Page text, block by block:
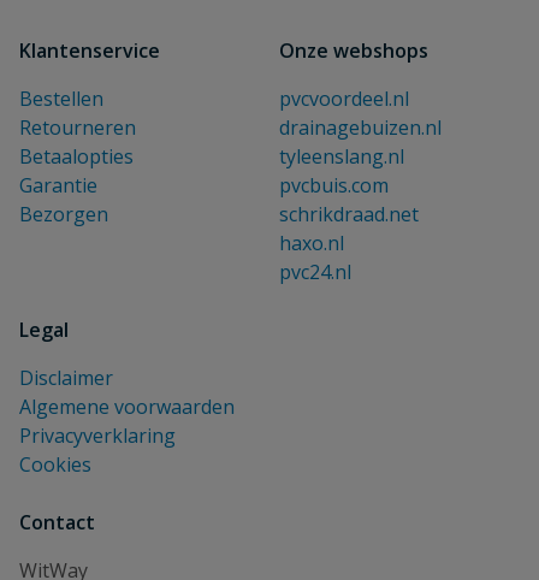
Klantenservice
Bestellen
Retourneren
Betaalopties
Garantie
Bezorgen
Onze webshops
pvcvoordeel.nl
drainagebuizen.nl
tyleenslang.nl
pvcbuis.com
schrikdraad.net
haxo.nl
pvc24.nl
Legal
Disclaimer
Algemene voorwaarden
Privacyverklaring
Cookies
Contact
WitWay